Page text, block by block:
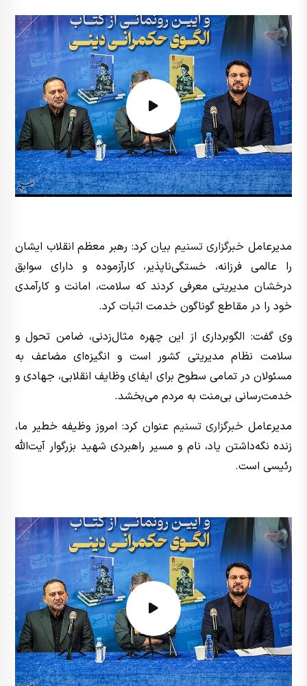
مدیرعامل خبرگزاری تسنیم بیان کرد: رهبر معظم انقلاب ایشان
را عالمی فرزانه، خستگی‌ناپذیر، کارآزموده و دارای سوابق
درخشان مدیریتی معرفی کردند که سلامت، امانت و کارآمدی
خود را در مقاطع گوناگون خدمت اثبات کرد.
وی گفت: الگوبرداری از این چهره مثال‌زدنی، ضامن تحول و
سلامت نظام مدیریتی کشور است و انگیزه‌ای مضاعف به
مسئولان در تمامی سطوح برای ایفای وظایف انقلابی، جهادی و
خدمت‌رسانی بی‌منت به مردم می‌بخشد.
مدیرعامل خبرگزاری تسنیم عنوان کرد: امروز وظیفه خطیر ما،
زنده نگه‌داشتن یاد، نام و مسیر راهبردی شهید بزرگوار آیت‌الله
رئیسی است.